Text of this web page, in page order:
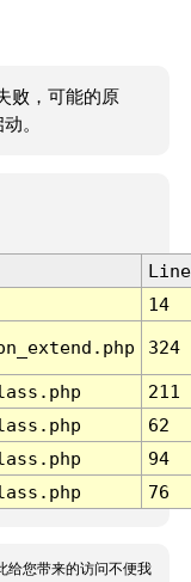
败，可能的原
。
Line
14
324
211
62
94
76
给您带来的访问不便我